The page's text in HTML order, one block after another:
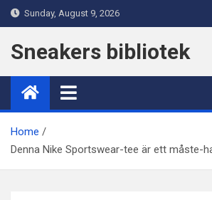
Skip
to
content
Sunday, August 9, 2026
Sneakers bibliotek
Home
Denna Nike Sportswear-tee är ett måste-